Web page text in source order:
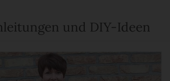
und DIY-Ideen